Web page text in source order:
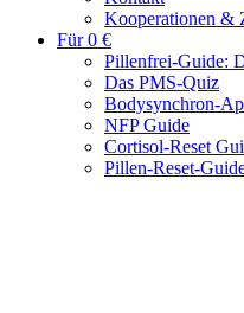
Kooperationen &
Für 0 €
Pillenfrei-Guide:
Das PMS-Quiz
Bodysynchron-
NFP Guide
Cortisol-Reset
Pillen-Reset-